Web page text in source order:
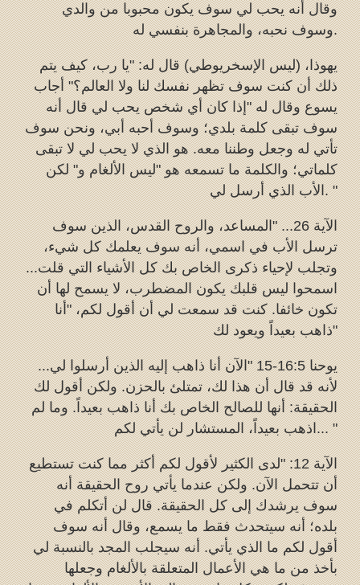
وقال أنه يحب لي سوف يكون محبوبا من والدي
وسوف نحبه، والمجاهرة بنفسي له.
يهوذا، (ليس الإسخريوطي) قال له: "يا رب، كيف يتم
ذلك أن كنت سوف تظهر نفسك لنا ولا العالم؟" أجاب
يسوع وقال له "إذا كان أي شخص يحب لي قال أنه
سوف تبقى كلمة بلدي؛ وسوف أحبه أبي، ونحن سوف
تأتي له وجعل وطننا معه. هو الذي لا يحب لي لا تبقى
كلماتي؛ والكلمة ما تسمعه هو "ليس الألغام و" لكن
الأب الذي أرسل لي. "
الآية 26... "المساعد، والروح القدس، الذين سوف
ترسل الأب في اسمي، أنه سوف يعلمك كل شيء،
وتجلب لإحياء ذكرى الخاص بك كل الأشياء التي قلت...
اسمحوا ليس قلبك يكون المضطرب، لا يسمح لها أن
تكون خائفا. كنت قد سمعت لي أن أقول لكم، "أنا
ذاهب بعيداً ويعود لك"
يوحنا 16:5-15 "الآن أنا ذاهب إليه الذين أرسلوا لي...
لأنه قد قال أن هذا لك، تمتلئ بالحزن. ولكن أقول لك
الحقيقة: أنها للصالح الخاص بك أنا ذاهب بعيداً. وما لم
اذهب بعيداً، المستشار لن يأتي لكم... "
الآية 12: "لدى الكثير لأقول لكم أكثر مما كنت تستطيع
أن تتحمل الآن. ولكن عندما يأتي روح الحقيقة أنه
سوف يرشدك إلى كل الحقيقة. قال لن أتكلم في
بلده؛ أنه سيتحدث فقط ما يسمع، وقال أنه سوف
أقول لكم ما الذي يأتي. أنه سيجلب المجد بالنسبة لي
بأخذ من ما هي الأعمال المتعلقة بالألغام وجعلها